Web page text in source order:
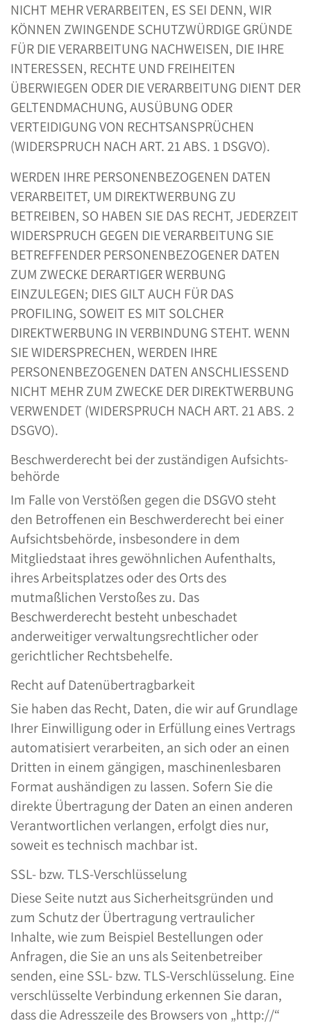
NICHT MEHR VERARBEITEN, ES SEI DENN, WIR
KÖNNEN ZWINGENDE SCHUTZWÜRDIGE GRÜNDE
FÜR DIE VERARBEITUNG NACHWEISEN, DIE IHRE
INTERESSEN, RECHTE UND FREIHEITEN
ÜBERWIEGEN ODER DIE VERARBEITUNG DIENT DER
GELTENDMACHUNG, AUSÜBUNG ODER
VERTEIDIGUNG VON RECHTSANSPRÜCHEN
(WIDERSPRUCH NACH ART. 21 ABS. 1 DSGVO).
WERDEN IHRE PERSONENBEZOGENEN DATEN
VERARBEITET, UM DIREKTWERBUNG ZU
BETREIBEN, SO HABEN SIE DAS RECHT, JEDERZEIT
WIDERSPRUCH GEGEN DIE VERARBEITUNG SIE
BETREFFENDER PERSONENBEZOGENER DATEN
ZUM ZWECKE DERARTIGER WERBUNG
EINZULEGEN; DIES GILT AUCH FÜR DAS
PROFILING, SOWEIT ES MIT SOLCHER
DIREKTWERBUNG IN VERBINDUNG STEHT. WENN
SIE WIDERSPRECHEN, WERDEN IHRE
PERSONENBEZOGENEN DATEN ANSCHLIESSEND
NICHT MEHR ZUM ZWECKE DER DIREKTWERBUNG
VERWENDET (WIDERSPRUCH NACH ART. 21 ABS. 2
DSGVO).
Beschwerde­recht bei der zuständigen Aufsichts­
behörde
Im Falle von Verstößen gegen die DSGVO steht
den Betroffenen ein Beschwerderecht bei einer
Aufsichtsbehörde, insbesondere in dem
Mitgliedstaat ihres gewöhnlichen Aufenthalts,
ihres Arbeitsplatzes oder des Orts des
mutmaßlichen Verstoßes zu. Das
Beschwerderecht besteht unbeschadet
anderweitiger verwaltungsrechtlicher oder
gerichtlicher Rechtsbehelfe.
Recht auf Daten­übertrag­barkeit
Sie haben das Recht, Daten, die wir auf Grundlage
Ihrer Einwilligung oder in Erfüllung eines Vertrags
automatisiert verarbeiten, an sich oder an einen
Dritten in einem gängigen, maschinenlesbaren
Format aushändigen zu lassen. Sofern Sie die
direkte Übertragung der Daten an einen anderen
Verantwortlichen verlangen, erfolgt dies nur,
soweit es technisch machbar ist.
SSL- bzw. TLS-Verschlüsselung
Diese Seite nutzt aus Sicherheitsgründen und
zum Schutz der Übertragung vertraulicher
Inhalte, wie zum Beispiel Bestellungen oder
Anfragen, die Sie an uns als Seitenbetreiber
senden, eine SSL- bzw. TLS-Verschlüsselung. Eine
verschlüsselte Verbindung erkennen Sie daran,
dass die Adresszeile des Browsers von „http://“